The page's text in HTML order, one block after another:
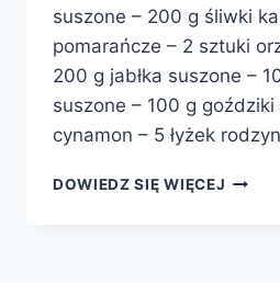
suszone – 200 g śliwki
pomarańcze – 2 sztuki
200 g jabłka suszone –
suszone – 100 g
cynamon – 5 łyżek
DOWIEDZ SIĘ WIĘCEJ